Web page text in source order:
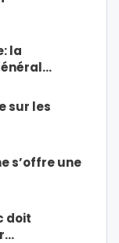
la
sur les
s’offre une
doit